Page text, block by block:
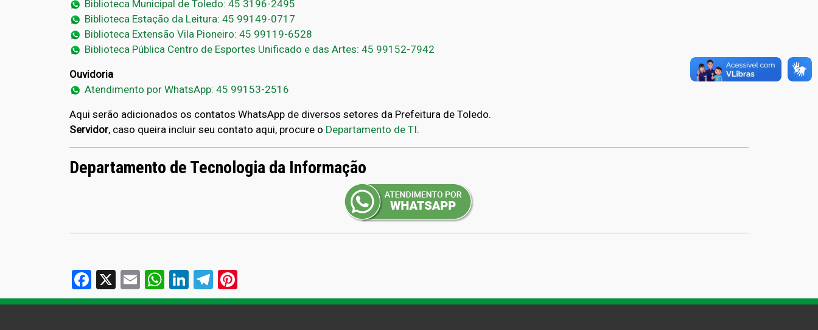
Biblioteca Municipal de Toledo: 45 3196-2495
Biblioteca Estação da Leitura: 45 99149-0717
Biblioteca Extensão Vila Pioneiro: 45 99119-6528
Biblioteca Pública Centro de Esportes Unificado e das Artes: 45 99152-7942
Ouvidoria
Atendimento por WhatsApp: 45 99153-2516
Aqui serão adicionados os contatos WhatsApp de diversos setores da Prefeitura de Toledo.
Servidor, caso queira incluir seu contato aqui, procure o Departamento de TI.
Departamento de Tecnologia da Informação
Facebook
X EmailWhatsApp
LinkedIn
Telegram